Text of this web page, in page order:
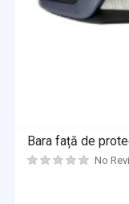
Bara față de
No